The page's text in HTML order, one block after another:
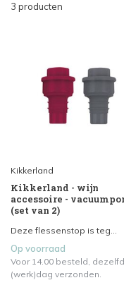
3 producten
Kikkerland
Kikkerland - wijn
accessoire -
(set van 2)
Deze flessenstop is teg...
Op voorraad
Voor 14.00 besteld,
(werk)dag verzonden.